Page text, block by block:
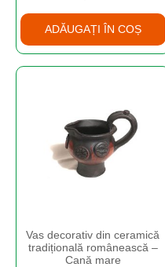
ADĂUGAȚI ÎN COȘ
Vas decorativ din ceramică
tradițională românească –
Cană mare